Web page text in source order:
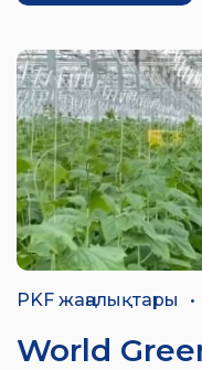
PKF жаңалықтары •
World